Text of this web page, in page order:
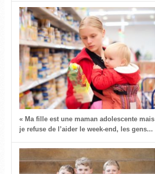
« Ma fille est une maman adolescente mais
je refuse de l’aider le week-end, les gens...